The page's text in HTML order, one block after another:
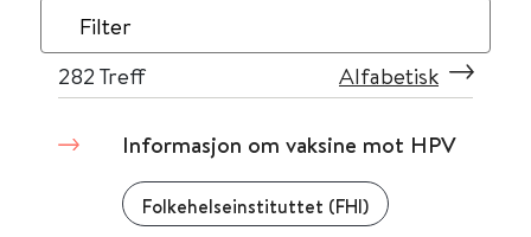
Filter
282 Treff Alfabetisk
Informasjon om vaksine mot HPV
Folkehelseinstituttet (FHI)